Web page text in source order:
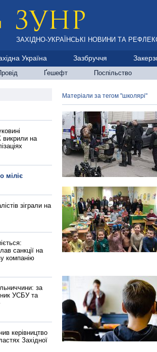
ЗАХІДНО-УКРАЇНСЬКІ НОВИНИ ТА
Україна Зазбруччя
Ґешефт Поспільство
викрили на
міліє
зіграли на
санкції на
компанію
за
УСБУ та
керівництво
Західної
Матеріали за тегом "школярі"